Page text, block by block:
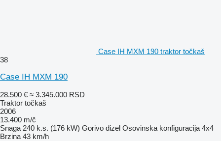
Case IH MXM 190 traktor točkaš
38
Case IH MXM 190
28.500 € ≈ 3.345.000 RSD
Traktor točkaš
2006
13.400 m/č
Snaga 240 k.s. (176 kW) Gorivo dizel Osovinska konfiguracija 4x4
Brzina 43 km/h